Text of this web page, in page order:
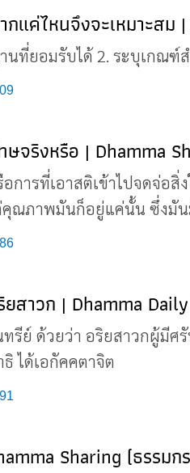
กแค่ไหนจึงจะเหมาะสม
นที่ยอมรับได้ 2. ระบุเกณ
จริงหรือ | Dhamma
การที่เอาสติเข้าไปจดจ่อ
ณภาพมันก็อยู่แค่นั้น ซึ่งมัน
าวก | Dhamma
ย์ ด้วยว่า อริยสาวกผู้มีศ
ได้เอกัคคตาจิต
Sharing (ธรรมก